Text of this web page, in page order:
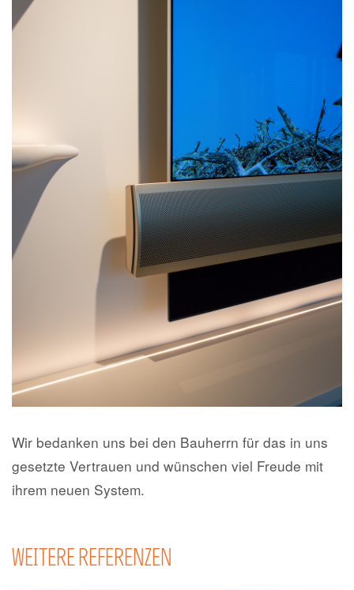
Wir bedanken uns bei den Bauherrn für das in uns
gesetzte Vertrauen und wünschen viel Freude mit
ihrem neuen System.
WEITERE REFERENZEN